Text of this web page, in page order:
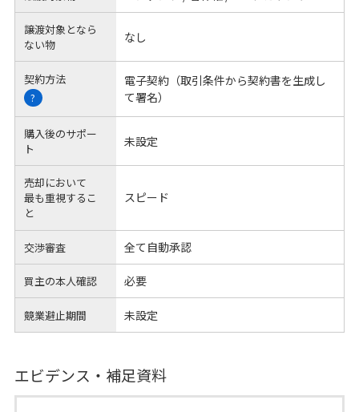
譲渡対象となら
ない物
なし
契約方法
?
電子契約（取引条件から契約書を生成し
て署名）
購入後のサポー
ト
未設定
売却において
最も重視するこ
と
スピード
交渉審査 全て自動承認
買主の本人確認 必要
競業避止期間 未設定
エビデンス・補足資料